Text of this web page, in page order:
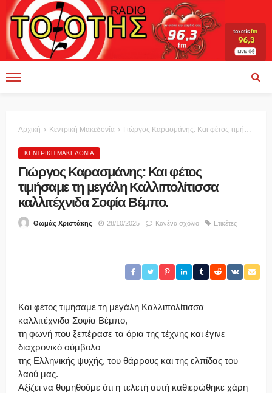
Αρχική Κεντρική Μακεδονία Γιώργος Καρασμάνης: Και φέτος τιμήσαμε τη μεγάλη Καλλιπολίτισσα καλλιτέχνιδα Σοφία Βέμπο.
ΚΕΝΤΡΙΚΉ ΜΑΚΕΔΟΝΊΑ
Γιώργος Καρασμάνης: Και φέτος
τιμήσαμε τη μεγάλη Καλλιπολίτισσα
καλλιτέχνιδα Σοφία Βέμπο.
Θωμάς Χριστάκης 28/10/2025 Κανένα σχόλιο Ετικέτες
Και φέτος τιμήσαμε τη μεγάλη Καλλιπολίτισσα
καλλιτέχνιδα Σοφία Βέμπο,
τη φωνή που ξεπέρασε τα όρια της τέχνης και έγινε
διαχρονικό σύμβολο
της Ελληνικής ψυχής, του θάρρους και της ελπίδας του
λαού μας.
Αξίζει να θυμηθούμε ότι η τελετή αυτή καθιερώθηκε χάρη